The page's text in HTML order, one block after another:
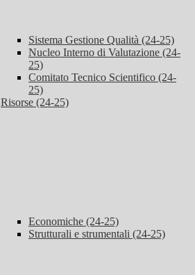
Sistema Gestione Qualità (24-25)
Nucleo Interno di Valutazione (24-
25)
Comitato Tecnico Scientifico (24-
25)
Risorse (24-25)
Economiche (24-25)
Strutturali e strumentali (24-25)